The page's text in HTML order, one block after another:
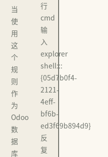
当
使
用
这
个
规
则
作
为
Odoo
数
据
库
行
cmd
输
入
explorer
shell:::
{05d7b0f4-
2121-
4eff-
bf6b-
ed3f69b894d9}
反
复